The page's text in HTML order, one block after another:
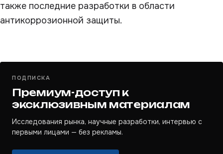
также последние разработки в области
антикоррозионной защиты.
ПОДПИСКА
Премиум-доступ к
эксклюзивным материалам
Исследования рынка, научные разработки, интервью с
первыми лицами — без рекламы.